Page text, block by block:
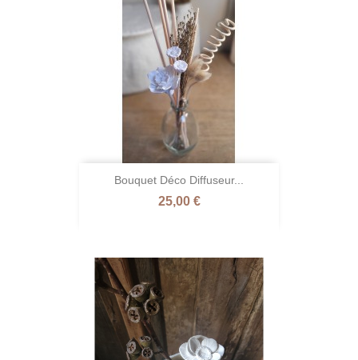
Bouquet Déco Diffuseur...
Prix
25,00 €